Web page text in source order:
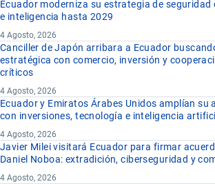
Ecuador moderniza su estrategia de seguridad
e inteligencia hasta 2029
4 Agosto, 2026
Canciller de Japón arribara a Ecuador
estratégica con comercio, inversión y
críticos
4 Agosto, 2026
Ecuador y Emiratos Árabes Unidos amplían su
con inversiones, tecnología e inteligencia
4 Agosto, 2026
Javier Milei visitará Ecuador para firmar
Daniel Noboa: extradición, ciberseguridad y
4 Agosto, 2026